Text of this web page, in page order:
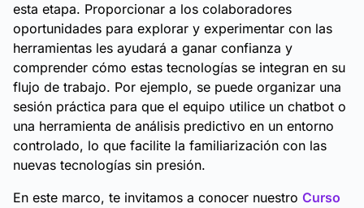
esta etapa. Proporcionar a los colaboradores
oportunidades para explorar y experimentar con las
herramientas les ayudará a ganar confianza y
comprender cómo estas tecnologías se integran en su
flujo de trabajo. Por ejemplo, se puede organizar una
sesión práctica para que el equipo utilice un chatbot o
una herramienta de análisis predictivo en un entorno
controlado, lo que facilite la familiarización con las
nuevas tecnologías sin presión.
En este marco, te invitamos a conocer nuestro Curso